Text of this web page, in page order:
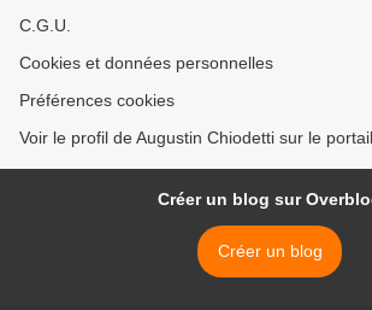
C.G.U.
Cookies et données personnelles
Préférences cookies
Voir le profil de Augustin Chiodetti sur le
Créer un blog sur
Créer un blog